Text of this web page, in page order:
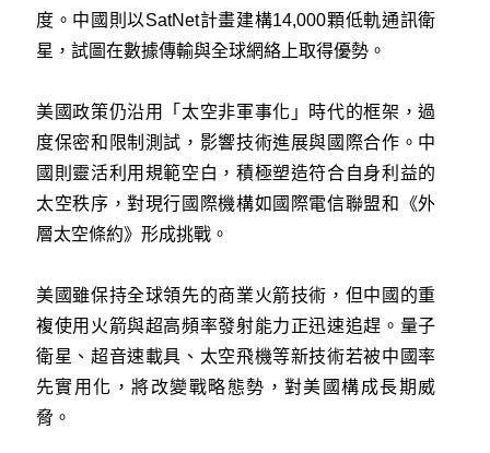
度。中國則以SatNet計畫建構14,000顆低軌通訊衛
星，試圖在數據傳輸與全球網絡上取得優勢。
美國政策仍沿用「太空非軍事化」時代的框架，過
度保密和限制測試，影響技術進展與國際合作。中
國則靈活利用規範空白，積極塑造符合自身利益的
太空秩序，對現行國際機構如國際電信聯盟和《外
層太空條約》形成挑戰。
美國雖保持全球領先的商業火箭技術，但中國的重
複使用火箭與超高頻率發射能力正迅速追趕。量子
衛星、超音速載具、太空飛機等新技術若被中國率
先實用化，將改變戰略態勢，對美國構成長期威
脅。